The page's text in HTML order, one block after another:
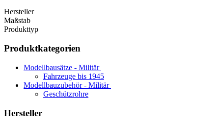
Hersteller
Maßstab
Produkttyp
Produktkategorien
Modellbausätze - Militär
Fahrzeuge bis 1945
Modellbauzubehör - Militär
Geschützrohre
Hersteller